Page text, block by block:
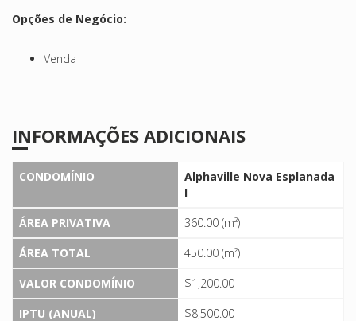
Opções de Negócio:
Venda
INFORMAÇÕES ADICIONAIS
CONDOMÍNIO
Alphaville Nova Esplanada
I
ÁREA PRIVATIVA
360.00 (m²)
ÁREA TOTAL
450.00 (m²)
VALOR CONDOMÍNIO
$1,200.00
IPTU (ANUAL)
$8,500.00